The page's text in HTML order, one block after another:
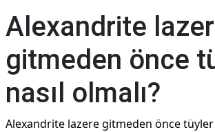
Alexandrite
gitmeden önce
nasıl olmalı?
Alexandrite lazere gitmeden önce tüyler